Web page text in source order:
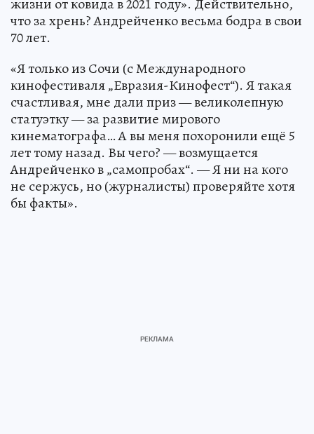
что за хрень? Андрейченко весьма бодра в свои
70 лет.
«Я только из Сочи (с Международного
кинофестиваля „Евразия-Кинофест“). Я такая
счастливая, мне дали приз — великолепную
статуэтку — за развитие мирового
кинематографа… А вы меня похоронили ещё 5
лет тому назад. Вы чего? — возмущается
Андрейченко в „самопробах“. — Я ни на кого
не сержусь, но (журналисты) проверяйте хотя
бы факты».